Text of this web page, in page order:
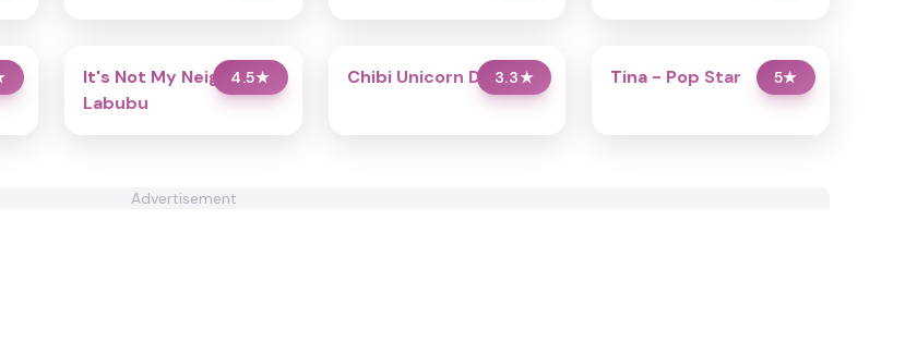
4.5★
It's Not My Neighbor:
Labubu
3.3★
Chibi Unicorn Dress Up 5★
Tina - Pop Star
Advertisement